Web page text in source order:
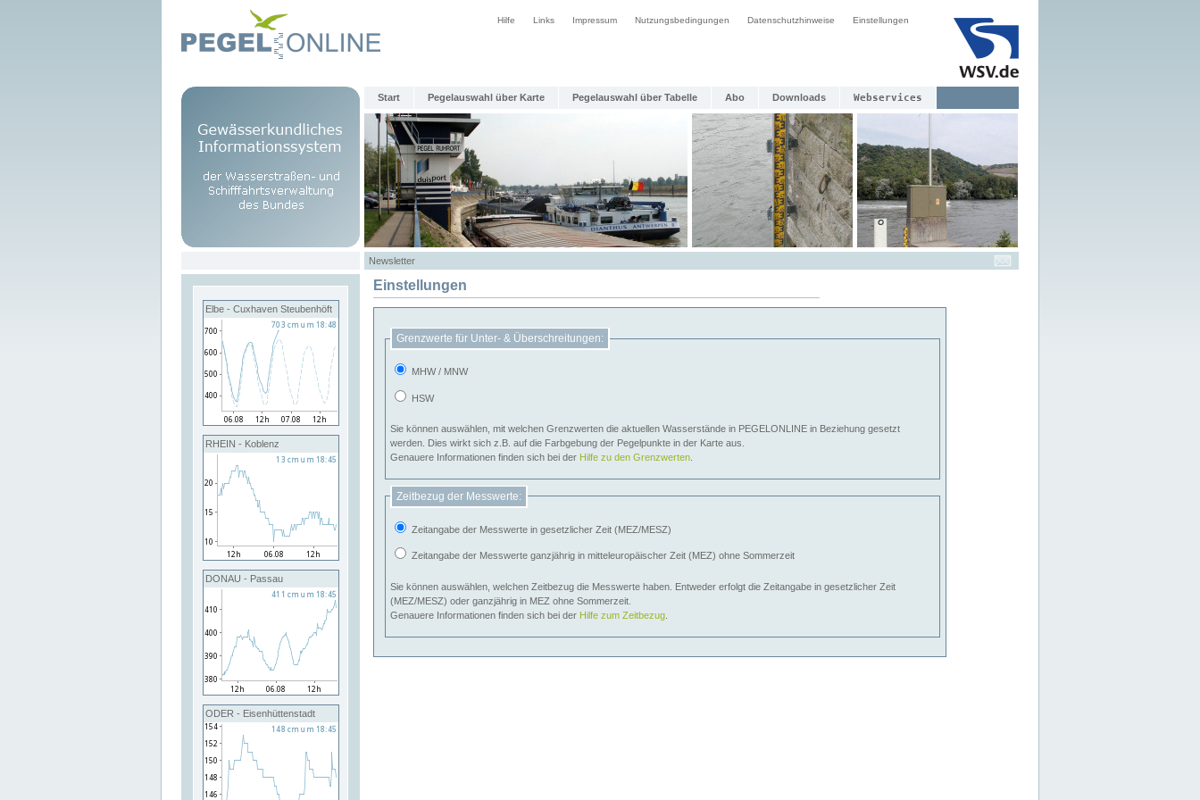
Hilfe Links Impressum Nutzungsbedingungen Datenschutzhinweise Einstellungen
Start Pegelauswahl über Karte Pegelauswahl über Tabelle Abo Downloads Webservices
Newsletter
Elbe - Cuxhaven Steubenhöft
RHEIN - Koblenz
DONAU - Passau
ODER - Eisenhüttenstadt
Einstellungen
Grenzwerte für Unter- & Überschreitungen:
MHW / MNW
HSW
Sie können auswählen, mit welchen Grenzwerten die aktuellen Wasserstände in PEGELONLINE in Beziehung gesetzt
werden. Dies wirkt sich z.B. auf die Farbgebung der Pegelpunkte in der Karte aus.
Genauere Informationen finden sich bei der Hilfe zu den Grenzwerten
Zeitbezug der Messwerte:
Zeitangabe der Messwerte in gesetzlicher Zeit (MEZ/MESZ)
Zeitangabe der Messwerte ganzjährig in mitteleuropäischer Zeit (MEZ) ohne Sommerzeit
Sie können auswählen, welchen Zeitbezug die Messwerte haben. Entweder erfolgt die Zeitangabe in gesetzlicher Zeit
(MEZ/MESZ) oder ganzjährig in MEZ ohne Sommerzeit.
Genauere Informationen finden sich bei der Hilfe zum Zeitbezug